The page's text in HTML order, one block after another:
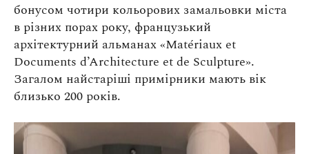
бонусом чотири кольорових замальовки міста
в різних порах року, французький
архітектурний альманах «Matériaux et
Documents d’Architecture et de Sculpture».
Загалом найстаріші примірники мають вік
близько 200 років.